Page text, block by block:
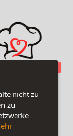
nicht zu
zu